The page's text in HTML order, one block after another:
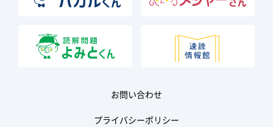
お問い合わせ
プライバシーポリシー